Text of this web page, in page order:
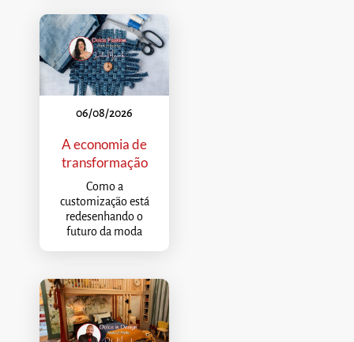
06/08/2026
A economia de
transformação
Como a
customização está
redesenhando o
futuro da moda